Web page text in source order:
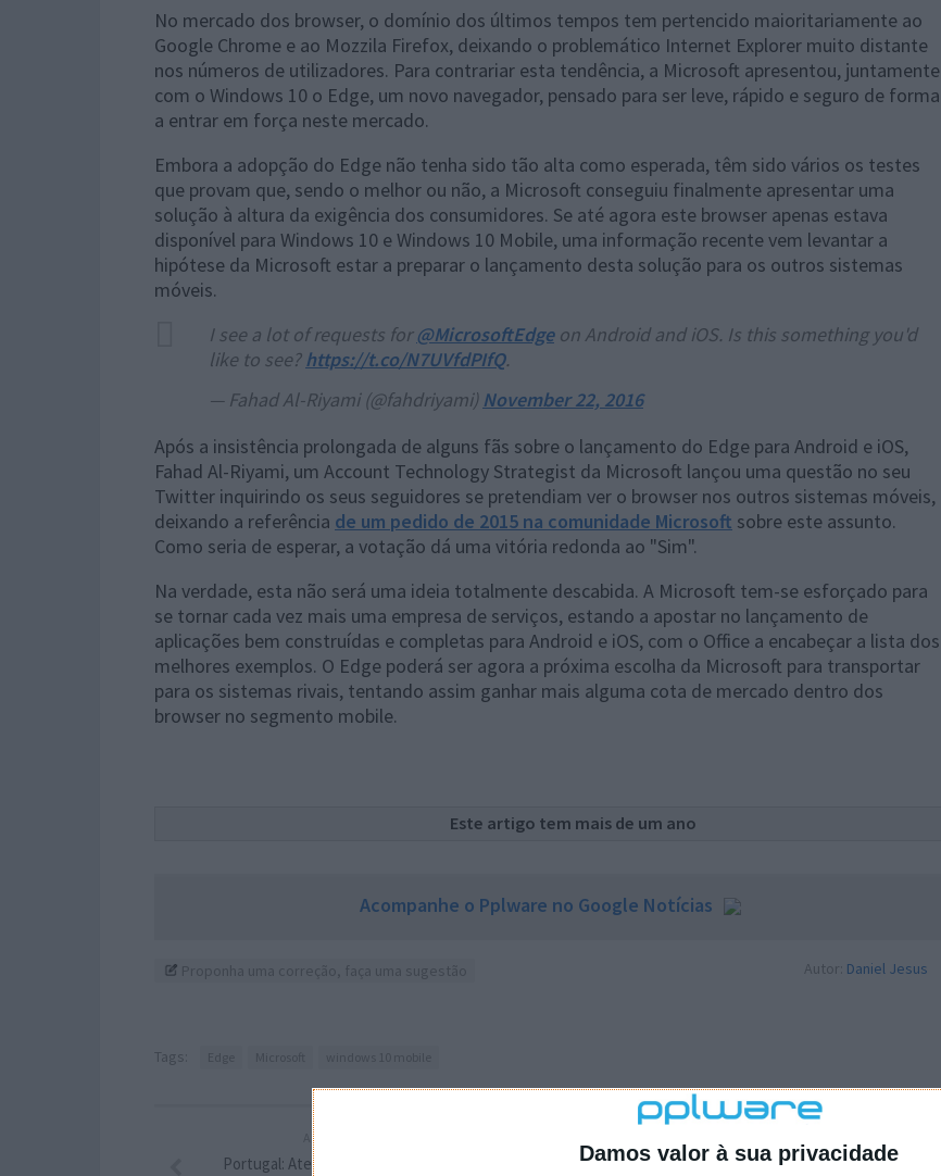
Damos valor à sua privacidade
No mercado dos browser, o domínio dos últimos tempos tem pertencido maioritariamente ao
Google Chrome e ao Mozzila Firefox, deixando o problemático Internet Explorer muito distante
nos números de utilizadores. Para contrariar esta tendência, a Microsoft apresentou, juntamente
com o Windows 10 o Edge, um novo navegador, pensado para ser leve, rápido e seguro de forma
a entrar em força neste mercado.
Embora a adopção do Edge não tenha sido tão alta como esperada, têm sido vários os testes
que provam que, sendo o melhor ou não, a Microsoft conseguiu finalmente apresentar uma
solução à altura da exigência dos consumidores. Se até agora este browser apenas estava
disponível para Windows 10 e Windows 10 Mobile, uma informação recente vem levantar a
hipótese da Microsoft estar a preparar o lançamento desta solução para os outros sistemas
móveis.
I see a lot of requests for@MicrosoftEdgeon Android and iOS. Is this something you'd
like to see?https://t.co/N7UVfdPIfQ.
— Fahad Al-Riyami (@fahdriyami) November 22, 2016
Após a insistência prolongada de alguns fãs sobre o lançamento do Edge para Android e iOS,
Fahad Al-Riyami, um Account Technology Strategist da Microsoft lançou uma questão no seu
Twitter inquirindo os seus seguidores se pretendiam ver o browser nos outros sistemas móveis,
deixando a referência de um pedido de 2015 na comunidade Microsoft sobre este assunto.
Como seria de esperar, a votação dá uma vitória redonda ao "Sim".
Na verdade, esta não será uma ideia totalmente descabida. A Microsoft tem-se esforçado para
se tornar cada vez mais uma empresa de serviços, estando a apostar no lançamento de
aplicações bem construídas e completas para Android e iOS, com o Office a encabeçar a lista dos
melhores exemplos. O Edge poderá ser agora a próxima escolha da Microsoft para transportar
para os sistemas rivais, tentando assim ganhar mais alguma cota de mercado dentro dos
browser no segmento mobile.
Este artigo tem mais de um ano
Acompanhe o Pplware no Google Notícias
Autor: Daniel Jesus
Tags:
Bluboo também começa a apostar em duas
ARTIGO ANTERIOR
Portugal: Atenção aos Cartões clonados